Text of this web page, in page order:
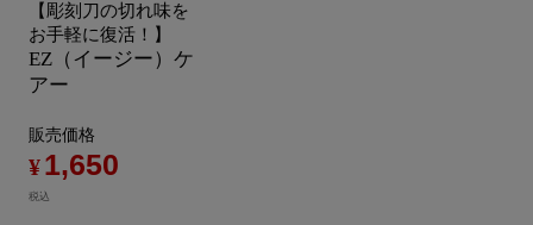
【彫刻刀の切れ味を
お手軽に復活！】
EZ（イージー）ケ
アー
販売価格
¥1,650
税込